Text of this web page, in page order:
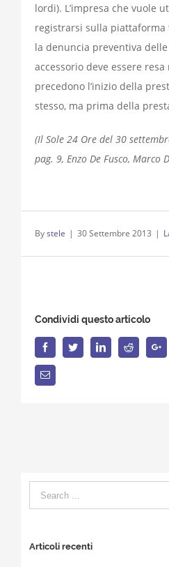
lordi). L’impresa che vuole
registrarsi sulla piattaforma
la denuncia preventiva
accessorio deve essere
precedono l’inizio della
stesso, ma prima della
(Il Sole 24 Ore del 30
pag. 9, Enzo De Fusco, Marco
Bystele | 30 Settembre 2013 |
Condividi questo articolo
FacebookTwitterLinkedInReddit
Email
Search
for:
Articoli recenti